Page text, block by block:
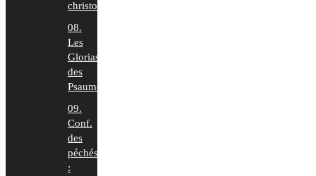
christologiques
08.
Les
Glorias
des
Psaumes
09.
Conf.
des
péchés
: